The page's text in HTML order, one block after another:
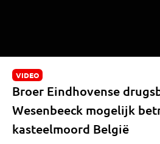
VIDEO
Broer Eindhovense
Wesenbeeck mogelijk
kasteelmoord België